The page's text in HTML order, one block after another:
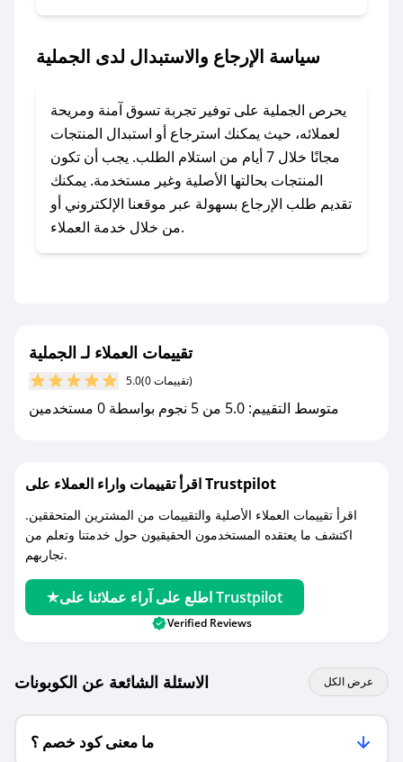
في حال عدم توفر كوبونات لمتجرك المفضل، يمكنك
أسرع وقت ممكن.
### كيف تحصل على كوبونات خصم حصرية من
الجملية؟
للحصول على كوبونات وخصومات حصرية، قم بما
يلي:
- اضغط على أيقونة متابعة لمتجر الجملية في تطبيق
صحصح.
مع صحصح، تسوق بذكاء ووفّر على كل مشترياتك مع
سياسة الإرجاع والاستبدال لدى الجملية
يحرص الجملية على توفير تجربة تسوق آمنة ومريحة
لعملائه، حيث يمكنك استرجاع أو استبدال المنتجات
مجانًا خلال 7 أيام من استلام الطلب. يجب أن تكون
المنتجات بحالتها الأصلية وغير مستخدمة. يمكنك
تقديم طلب الإرجاع بسهولة عبر موقعنا الإلكتروني أو
من خلال خدمة العملاء.
تقييمات العملاء لـ الجملية
5.0 (0 تقييمات)
متوسط التقييم: 5.0 من 5 نجوم بواسطة 0 مستخدمين
اقرأ تقييمات واراء العملاء على Trustpilot
اقرأ تقييمات العملاء الأصلية والتقييمات من المشترين المتحققين.
اكتشف ما يعتقده المستخدمون الحقيقيون حول خدمتنا وتعلم من
تجاربهم.
اطلع على آراء عملائنا على Trustpilot
Verified Reviews
الاسئلة الشائعة عن الكوبونات عرض الكل
ما معنى كود خصم ؟